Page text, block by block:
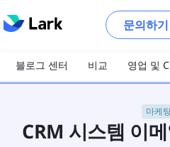
문의하기
블로그 센터 비교 영업 및
마케팅
CRM 시스템 이